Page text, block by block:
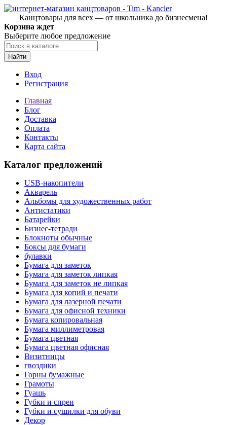
Канцтовары для всех — от школьника до бизнесмена!
Корзина ждет
Выберите любое предложение
Найти
Вход
Регистрация
Главная
Блог
Доставка
Оплата
Контакты
Карта сайта
Каталог предложений
USB-накопители
Акварель
Альбомы для художественных работ
Антистатики
Батарейки
Бизнес-тетради
Блокноты обычные
Боксы для бумаги
булавки
Бумага для заметок
Бумага для заметок липкая
Бумага для заметок не липкая
Бумага для копий и печати
Бумага для лазерной печати
Бумага для офисной техники
Бумага копировальная
Бумага миллиметровая
Бумага цветная
Бумага цветная офисная
Визитницы
гвоздики
Горны бумажные
Грамоты
Гуашь
Губки и спреи
Губки и сушилки для обуви
Декор